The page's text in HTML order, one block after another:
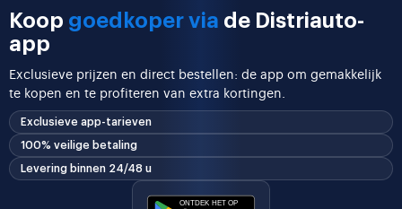
Koop goedkoper via de Distriauto-
app
Exclusieve prijzen en direct bestellen: de app om gemakkelijk
te kopen en te profiteren van extra kortingen.
Exclusieve app-tarieven
100% veilige betaling
Levering binnen 24/48 u